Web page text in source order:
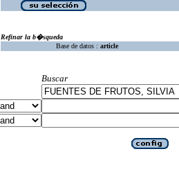
Refinar la b�squeda
Base de datos : article
Buscar